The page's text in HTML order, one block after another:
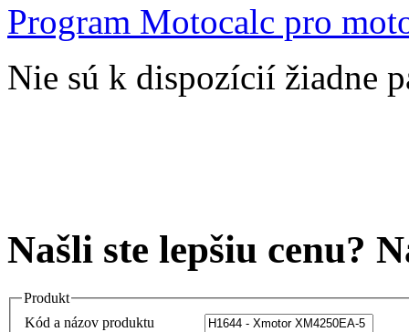
Program Motocalc pro
Nie sú k dispozícií žiadne
Našli ste lepšiu cenu?
Produkt
Kód a názov produktu